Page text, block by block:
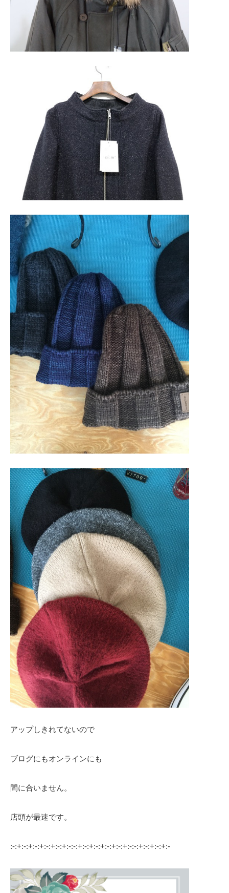
アップしきれてないので
ブログにもオンラインにも
間に合いません。
店頭が最速です。
:-:+:-:+:-:+:-:+:-:+:-:-:+:-:+:-:+:-:+:-:+:-:-:+:-:+:-:+:-